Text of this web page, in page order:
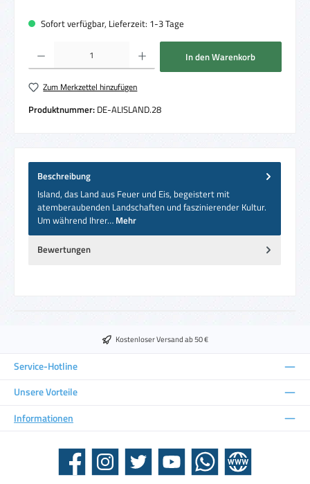
Sofort verfügbar, Lieferzeit: 1-3 Tage
Produkt Anzahl: Gib den gewünschten Wert ein oder benutze die Schaltflächen um
In den Warenkorb
Zum Merkzettel hinzufügen
Produktnummer: DE-ALISLAND.28
Beschreibung
Island, das Land aus Feuer und Eis, begeistert mit
atemberaubenden Landschaften und faszinierender Kultur.
Um während Ihrer… Mehr
Bewertungen
Kostenloser Versand ab 50 €
Service-Hotline
Unsere Vorteile
Informationen
Facebook Instagram Twitter YouTube WhatsApp Website